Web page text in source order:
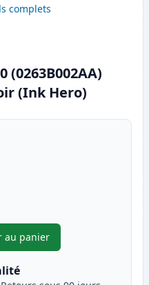
complets
(0263B002AA)
(Ink Hero)
au panier
,Pack de 2 Canon FX-10